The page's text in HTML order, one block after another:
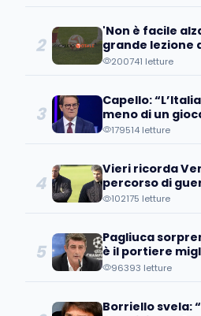
2
'Non è facile
grande lezione
200741 letture
3
Capello:
meno di un
grado di…”
179514 letture
4
Vieri ricorda
percorso di
inventò una
102175 letture
5
Pagliuca
è il portiere
96393 letture
Borriello svela: